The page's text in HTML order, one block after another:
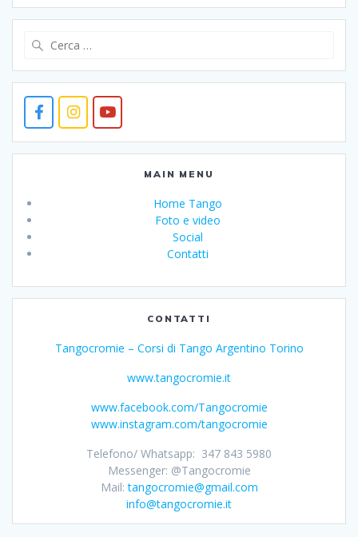
MAIN MENU
Home Tango
Foto e video
Social
Contatti
CONTATTI
Tangocromie – Corsi di Tango Argentino Torino
www.tangocromie.it
www.facebook.com/Tangocromie
www.instagram.com/tangocromie
Telefono/ Whatsapp: 347 843 5980
Messenger: @Tangocromie
Mail:tangocromie@gmail.com
info@tangocromie.it